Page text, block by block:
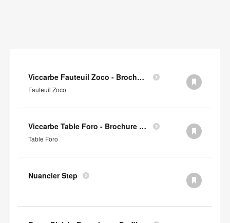
Viccarbe Fauteuil Zoco - Brochure (en anglais)
Fauteuil Zoco
Viccarbe Table Foro - Brochure (en anglais)
Table Foro
Nuancier Step